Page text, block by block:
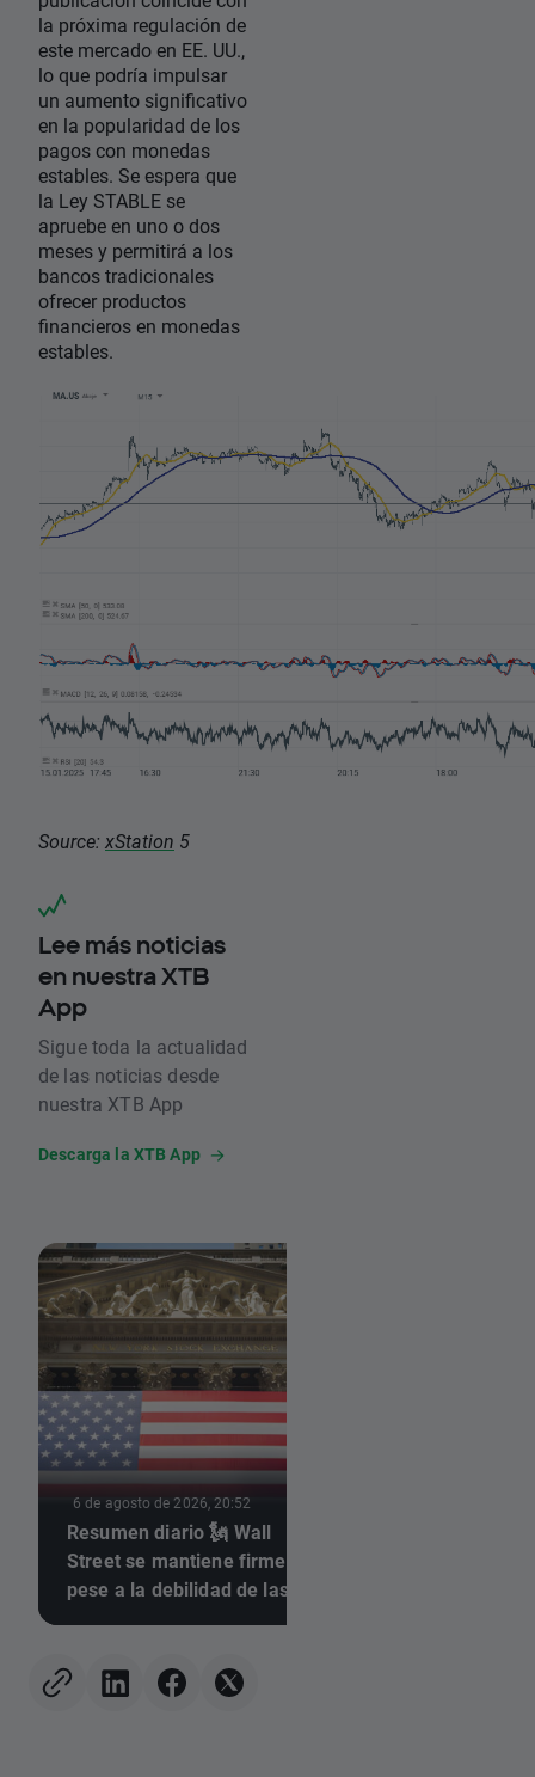
la próxima regulación de
este mercado en EE. UU.,
lo que podría impulsar
un aumento significativo
en la popularidad de los
pagos con monedas
estables. Se espera que
la Ley STABLE se
apruebe en uno o dos
meses y permitirá a los
bancos tradicionales
ofrecer productos
financieros en monedas
estables.
Source: xStation 5
Lee más noticias
en nuestra XTB
App
Sigue toda la actualidad
de las noticias desde
nuestra XTB App
Descarga la XTB App
6 de agosto de 2026, 20:52
Resumen diario 🗽 Wall
Street se mantiene firme
pese a la debilidad de las